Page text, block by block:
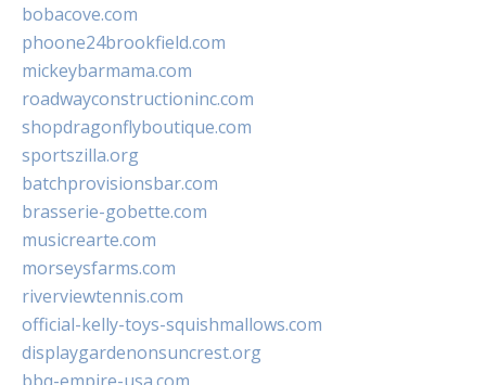
bobacove.com
phoone24brookfield.com
mickeybarmama.com
roadwayconstructioninc.com
shopdragonflyboutique.com
sportszilla.org
batchprovisionsbar.com
brasserie-gobette.com
musicrearte.com
morseysfarms.com
riverviewtennis.com
official-kelly-toys-squishmallows.com
displaygardenonsuncrest.org